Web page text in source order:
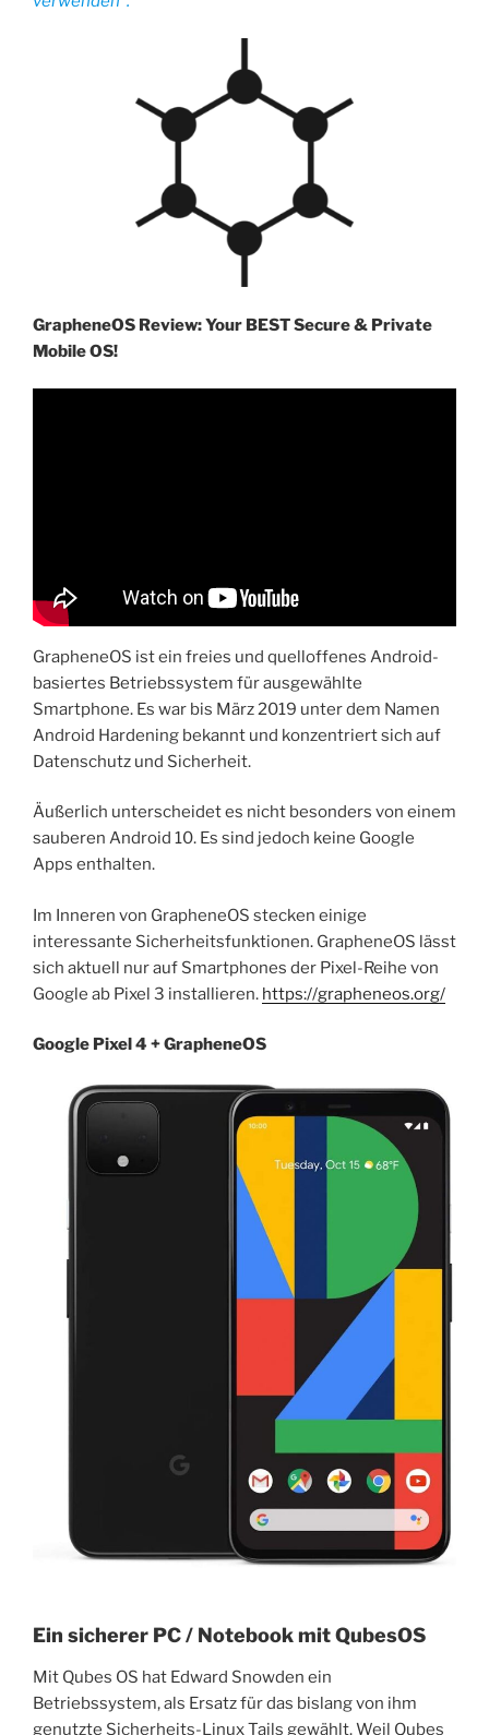
GrapheneOS Review: Your BEST Secure & Private
Mobile OS!
GrapheneOS ist ein freies und quelloffenes Android-
basiertes Betriebssystem für ausgewählte
Smartphone. Es war bis März 2019 unter dem Namen
Android Hardening bekannt und konzentriert sich auf
Datenschutz und Sicherheit.
Äußerlich unterscheidet es nicht besonders von einem
sauberen Android 10. Es sind jedoch keine Google
Apps enthalten.
Im Inneren von GrapheneOS stecken einige
interessante Sicherheitsfunktionen. GrapheneOS lässt
sich aktuell nur auf Smartphones der Pixel-Reihe von
Google ab Pixel 3 installieren. https://grapheneos.org/
Google Pixel 4 + GrapheneOS
Ein sicherer PC / Notebook mit QubesOS
Mit Qubes OS hat Edward Snowden ein
Betriebssystem, als Ersatz für das bislang von ihm
genutzte Sicherheits-Linux Tails gewählt. Weil Qubes